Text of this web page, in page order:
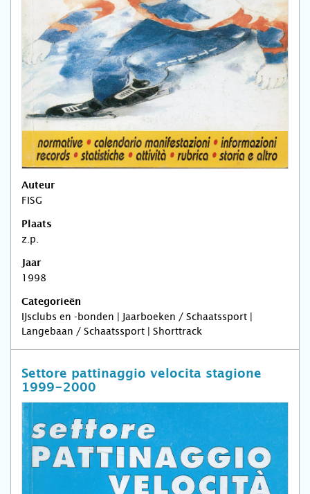
Auteur
FISG
Plaats
z.p.
Jaar
1998
Categorieën
IJsclubs en -bonden | Jaarboeken / Schaatssport |
Langebaan / Schaatssport | Shorttrack
Settore pattinaggio velocita stagione
1999-2000